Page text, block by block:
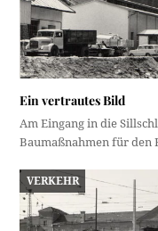
Ein vertrautes Bild
Am Eingang in die
Baumaßnahmen für
VERKEHR